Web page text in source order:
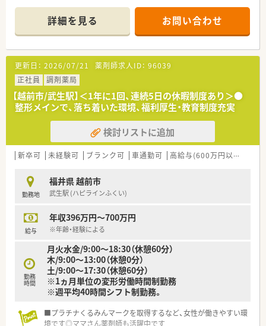
需しています
■複数科目の処方箋に対応するため、幅広い知識と経験を積むこ
とが可能です
【法人特徴について】
■調剤薬局を主軸に、介護施設運営や医薬品卸事業など多角的に
展開しています
■良質な医療・介護サービスの提供を理念に、市場ニーズに応え
サポートしています
■東海・関西・関東圏に94店舗を展開し、安定した経営基盤を持
つ企業です
【勤務実態について】
■年間休日は123日と多く、週休2日制でしっかりお休みを取得
■残業時間は月平均6.5時間と少なめで、プライベートとの両立
が図りやすい環境です
■転居のないエリア社員と、手当が手厚いナショナル社員の選択
【想定される業務内容】
を担当していただきます
■総合病院門前のため、多岐にわたる診療科の処方箋応需を通じ
てスキルアップが望めます
■グループ会社が運営する介護施設と連携し、在宅医療にも力を
入れて取り組んでいます
詳細を見る お問い合わせ
更新日： 2026/07/21 薬剤師求人ID： 96039
正社員
調剤薬局
【越前市/武生駅】＜1年に1回、連続5日の休暇制度あり＞●
整形メインで、落ち着いた環境、福利厚生・教育制度充実
検討リストに追加
新卒可 未経験可 ブランク可 車通勤可 高給与(600万円以上)
勤務地
福井県 越前市
武生駅 (ハピラインふくい)
給与
年収396万円～700万円
※年齢・経験による
勤務
時間
月火水金/9:00～18:30（休憩60分）
木/9:00～13:00（休憩0分）
土/9:00～17:30（休憩60分）
※1ヵ月単位の変形労働時間制勤務
※週平均40時間シフト制勤務。
■プラチナくるみんマークを取得するなど、女性が働きやすい環
境です◎ママさん薬剤師も活躍中です